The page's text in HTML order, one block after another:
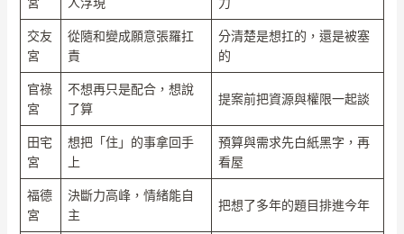
交友
宮
從隨和變成願意張羅扛
責
分清楚是想扛的，還是被塞
的
官祿
宮
不想再只是配合，想說
了算
提案前把資源與權限一起談
田宅
宮
想把「住」的事拿回手
上
預算與需求先白紙黑字，再
看屋
福德
宮
決斷力高峰，情緒能自
主
把想了多年的題目排進今年